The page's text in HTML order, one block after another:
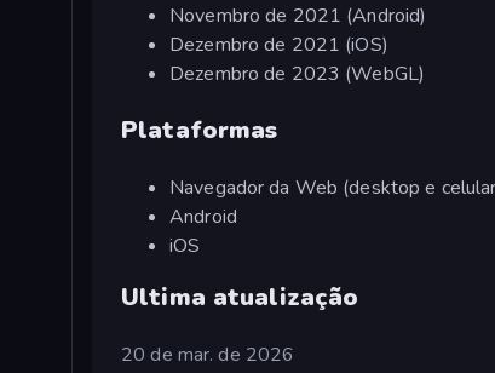
Novembro de 2021 (Android)
Dezembro de 2021 (iOS)
Dezembro de 2023 (WebGL)
Plataformas
Navegador da Web (desktop e
Android
iOS
Ultima atualização
20 de mar. de 2026